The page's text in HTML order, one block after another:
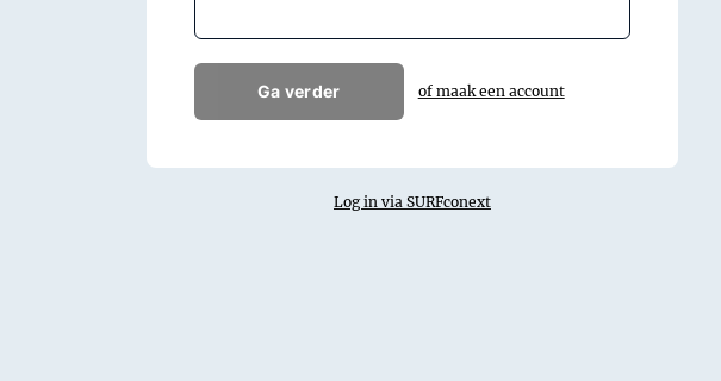
Ga verder of maak een account
Log in via SURFconext